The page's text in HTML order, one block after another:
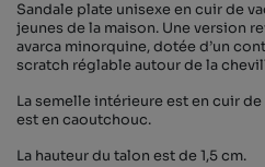
Sandale plate unisexe en cuir de
jeunes de la maison. Une version
avarca minorquine, dotée d’un
scratch réglable autour de la
La semelle intérieure est en cuir
est en caoutchouc.
La hauteur du talon est de 1,5 cm.